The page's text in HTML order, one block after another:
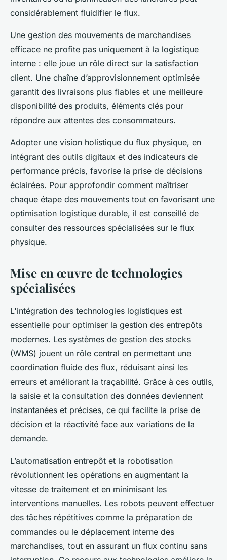
considérablement fluidifier le flux.
Une gestion des mouvements de marchandises
efficace ne profite pas uniquement à la logistique
interne : elle joue un rôle direct sur la satisfaction
client. Une chaîne d’approvisionnement optimisée
garantit des livraisons plus fiables et une meilleure
disponibilité des produits, éléments clés pour
répondre aux attentes des consommateurs.
Adopter une vision holistique du flux physique, en
intégrant des outils digitaux et des indicateurs de
performance précis, favorise la prise de décisions
éclairées. Pour approfondir comment maîtriser
chaque étape des mouvements tout en favorisant une
optimisation logistique durable, il est conseillé de
consulter des ressources spécialisées sur le flux
physique.
Mise en œuvre de technologies
spécialisées
L'intégration des technologies logistiques est
essentielle pour optimiser la gestion des entrepôts
modernes. Les systèmes de gestion des stocks
(WMS) jouent un rôle central en permettant une
coordination fluide des flux, réduisant ainsi les
erreurs et améliorant la traçabilité. Grâce à ces outils,
la saisie et la consultation des données deviennent
instantanées et précises, ce qui facilite la prise de
décision et la réactivité face aux variations de la
demande.
L’automatisation entrepôt et la robotisation
révolutionnent les opérations en augmentant la
vitesse de traitement et en minimisant les
interventions manuelles. Les robots peuvent effectuer
des tâches répétitives comme la préparation de
commandes ou le déplacement interne des
marchandises, tout en assurant un flux continu sans